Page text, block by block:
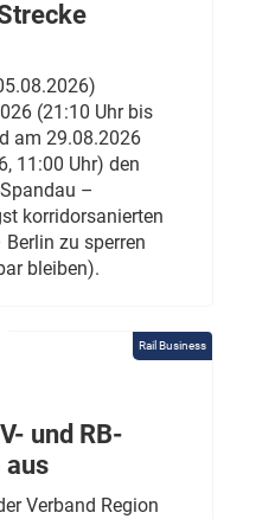
(21:10 Uhr bis
am 29.08.2026
11:00 Uhr) den
–
korridorsanierten
zu sperren
bleiben).
Rail Business
und RB-
aus
Verband Region